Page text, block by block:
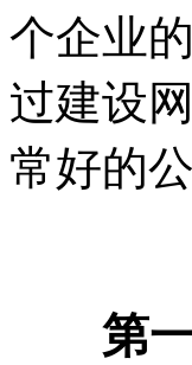
个企业
过建设
常好的
第